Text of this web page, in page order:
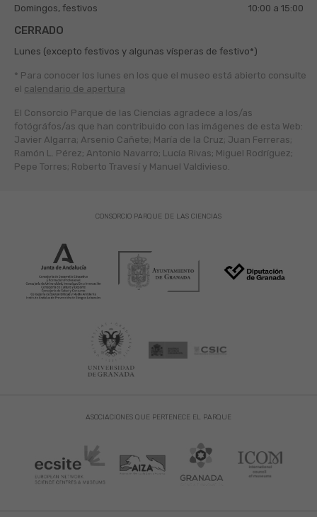
Domingos, festivos 10:00 a 15:00
CERRADO
Lunes (excepto festivos y algunas vísperas de festivo*)
* Para conocer los lunes en los que el museo está abierto consulte
el calendario de apertura
El Consorcio Parque de las Ciencias agradece a los/as
fotógráfos/as que han contribuido con las imágenes de esta Web:
Javier Algarra; Arsenio Cañete; María de la Cruz; Juan Ferreras;
Ramón L. Pérez; Antonio Navarro; Lucía Rivas; Miguel Rodríguez;
Pepe Torres; Roberto Travesí y Manuel Valdivieso.
ASOCIACIONES QUE PERTENECE EL PARQUE
CONSORCIO PARQUE DE LAS CIENCIAS